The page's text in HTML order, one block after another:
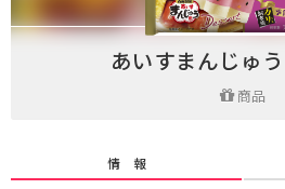
あいすまんじゅ
商品
情 報